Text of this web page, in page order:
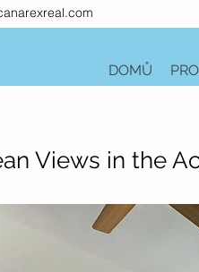
DOMŮ
Views in the